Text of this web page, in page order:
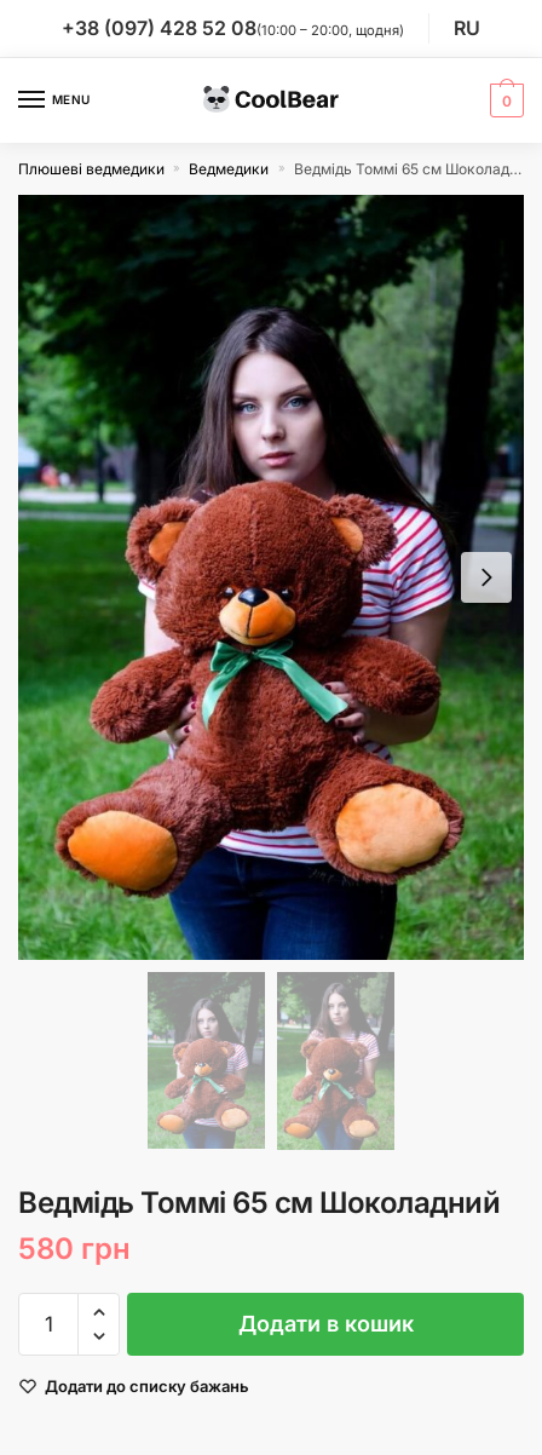
+38 (097) 428 52 08(10:00 – 20:00, щодня) RU
MENU 0
Плюшеві ведмедики » Ведмедики » Ведмідь Томмі 65 см Шоколадний
Ведмідь Томмі 65 см Шоколадний
580 грн
Томмі
см
Додати в кошик
Додати до списку бажань